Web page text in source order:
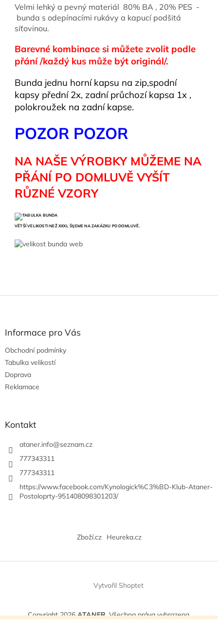
Velmi lehký a pevný materiál 80% BA , 20% PES -
bunda s odepínacími rukávy a kapucí podšitá
síťovinou.
Barevné kombinace si můžete zvolit podle
přání /každý kus může být originál/.
Bunda jednu horní kapsu na zip,spodní
kapsy přední 2x, zadní průchozí kapsa 1x ,
polokroužek na zadní kapse.
POZOR POZOR
NA NAŠE VÝROBKY MŮŽEME NA
PŘÁNÍ PO DOMLUVĚ VYŠÍT
RŮZNÉ VZORY
VĚTŠÍ VELIKOSTI NEŽ XXXL ŠIJEME NA ZAKÁZKU PO DOMLUVĚ.
Informace pro Vás
Obchodní podmínky
Tabulka velikostí
Doprava
Reklamace
Kontakt
ataner.info@seznam.cz
777343311
777343311
https://www.facebook.com/Kynologick%C3%BD-Klub-Ataner-
Postoloprty-951408098301203/
Zboží.cz Heureka.cz
Vytvořil Shoptet
Copyright 2026ATANER. Všechna práva vyhrazena.